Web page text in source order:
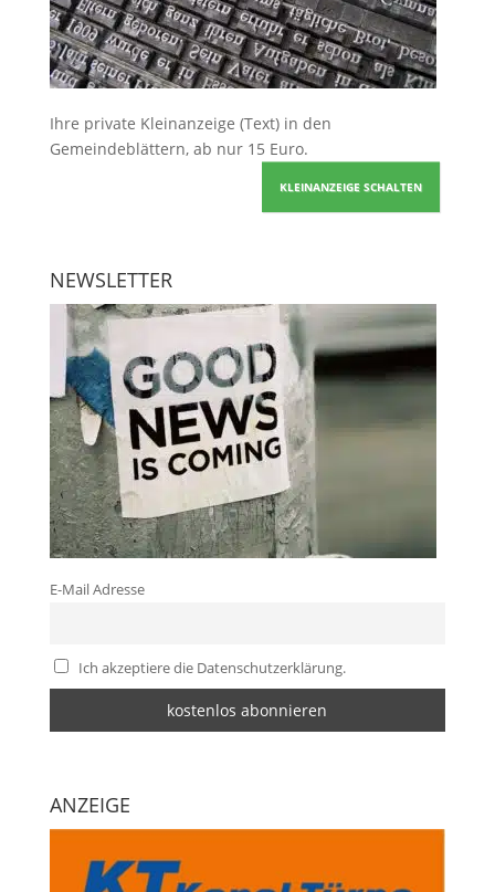
Ihre private Kleinanzeige (Text) in den
Gemeindeblättern, ab nur 15 Euro.
KLEINANZEIGE SCHALTEN
NEWSLETTER
E-Mail Adresse
Ich akzeptiere die Datenschutzerklärung.
ANZEIGE